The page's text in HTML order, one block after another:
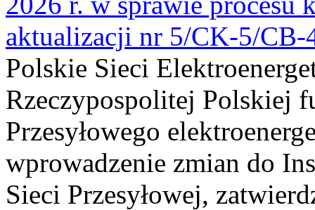
aktualizacji nr 5/CK-5/CB-
Polskie Sieci
Rzeczypospolitej Polskiej
Przesyłowego
wprowadzenie zmian do
Sieci Przesyłowej,